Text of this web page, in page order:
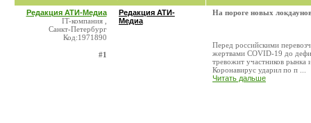
Редакция АТИ-Медиа
IT-компания ,
Санкт-Петербург
Код:1971890
#1
Редакция АТИ-
Медиа
На пороге новых
Перед российскими
жертвами COVID-19 до
тревожит участников рынка
Коронавирус ударил по п ...
Читать дальше